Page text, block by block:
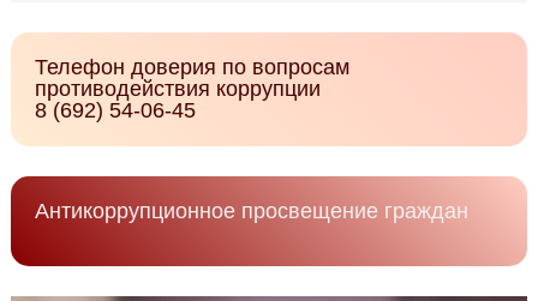
Телефон доверия по вопросам
противодействия коррупции
8 (692) 54-06-45
Антикоррупционное просвещение граждан